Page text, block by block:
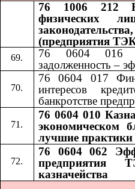
76 1006 212
физических
(предприятия
76 0604 016
задолженность –
76 0604 017
интересов
банкротстве
76 0604 010
экономическом
лучшие практики
76 0604 062
казначейства